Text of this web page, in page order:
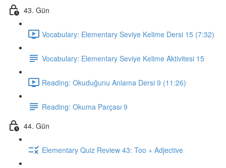
43. Gün
Vocabulary: Elementary Seviye Kelime Dersi 15 (7:32)
Vocabulary: Elementary Seviye Kelime Aktivitesi 15
Reading: Okuduğunu Anlama Dersi 9 (11:26)
Reading: Okuma Parçası 9
44. Gün
Elementary Quiz Review 43: Too + Adjective